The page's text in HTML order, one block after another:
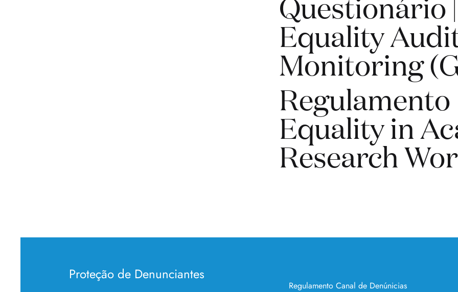
Equality
Monitoring
Regulamento
Equality in
Research
Proteção de Denunciantes
Regulamento Canal de Denúnicias